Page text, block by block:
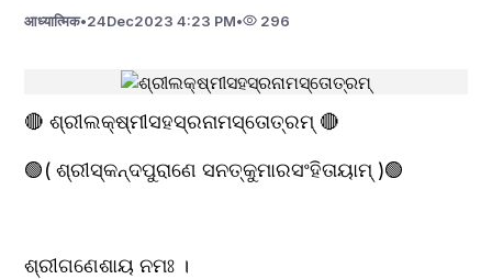
आध्यात्मिक•24Dec2023 4:23 PM• 296
🔴 ଶ୍ରୀଲକ୍ଷ୍ମୀସହସ୍ରନାମସ୍ତୋତ୍ରମ୍ 🔴
🟢( ଶ୍ରୀସ୍କନ୍ଦପୁରାଣେ ସନତ୍କୁମାରସଂହିତାୟାମ୍ )🟢
ଶ୍ରୀଗଣେଶାୟ ନମଃ ।